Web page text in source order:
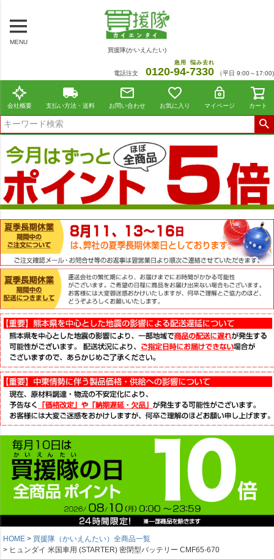
MENU
買援隊(かいえんたい)
電話注文 0120-94
急用
-7330
悩み去れ
（平日 9:00～17:00)
会社概要 支払い方法・送料 お問い合わせ お気に入り マイページ カート
HOME
買援隊（かいえんたい）全商品一覧
ヒュンダイ 米国車用 (STARTER) 密閉型バッテリー CMF65-670